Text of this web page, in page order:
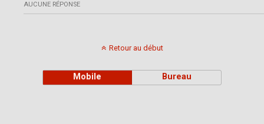
AUCUNE RÉPONSE
Retour au début
Mobile Bureau